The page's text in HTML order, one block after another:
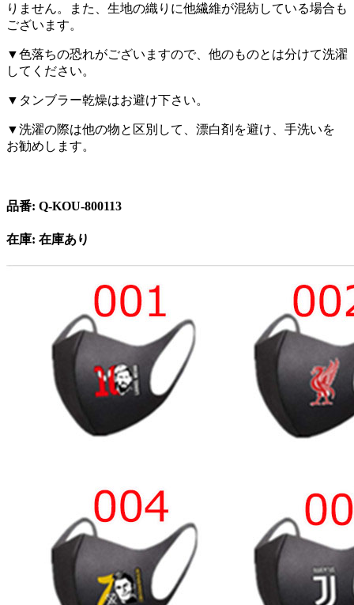
りません。また、生地の織りに他繊維が混紡している場合も
ございます。
▼色落ちの恐れがございますので、他のものとは分けて洗濯
してください。
▼タンブラー乾燥はお避け下さい。
▼洗濯の際は他の物と区別して、漂白剤を避け、手洗いを
お勧めします。
品番: Q-KOU-800113
在庫: 在庫あり